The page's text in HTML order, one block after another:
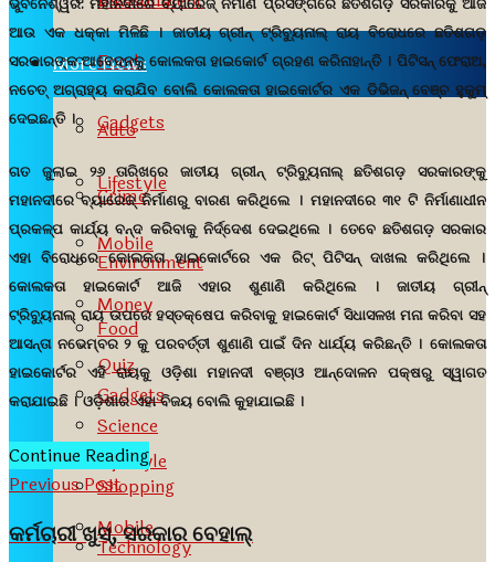
Food
Gadgets
Lifestyle
Mobile
Money
Quiz
Science
Shopping
Technology
More News
Auto
Crime
Environment
Food
Gadgets
Lifestyle
Mobile
ଆଉ ଏକ ଧକ୍କା ମିଳିଛି । ଜାତୀୟ ଗ୍ରୀନ୍ ଟ୍ରିବ୍ୟୁନାଲ୍ ରାୟ ବିରୋଧରେ ଛତିଶଗଡ଼
ସରକାରଙ୍କ ଆବେଦନକୁ କୋଲକତା ହାଇକୋର୍ଟ ଗ୍ରହଣ କରିନାହାନ୍ତି । ପିଟିସନ୍ ଫେରାଅ,
ନଚେତ୍ ଅଗ୍ରାହ୍ୟ କରାଯିବ ବୋଲି କୋଲକତା ହାଇକୋର୍ଟର ଏକ ଡିଭିଜନ୍ ବେଞ୍ଚ ହୁକୁମ୍
ଦେଇଛନ୍ତି ।
ଗତ ଜୁଲାଇ ୨୬ ତାରିଖରେ ଜାତୀୟ ଗ୍ରୀନ୍ ଟ୍ରିବ୍ୟୁନାଲ୍ ଛତିଶଗଡ଼ ସରକାରଙ୍କୁ
ମହାନଦୀରେ ବ୍ୟାରେଜ୍ ନିର୍ମାଣରୁ ବାରଣ କରିଥିଲେ । ମହାନଦୀରେ ୩୧ ଟି ନିର୍ମାଣାଧୀନ
ପ୍ରକଳ୍ପ କାର୍ଯ୍ୟ ବନ୍ଦ କରିବାକୁ ନିର୍ଦ୍ଦେଶ ଦେଇଥିଲେ । ତେବେ ଛତିଶଗଡ଼ ସରକାର
ଏହା ବିରୋଧରେ କୋଲକତା ହାଇକୋର୍ଟରେ ଏକ ରିଟ୍ ପିଟିସନ୍ ଦାଖଲ କରିଥିଲେ ।
କୋଲକତା ହାଇକୋର୍ଟ ଆଜି ଏହାର ଶୁଣାଣି କରିଥିଲେ । ଜାତୀୟ ଗ୍ରୀନ୍
ଟ୍ରିବ୍ୟୁନାଲ୍ ରାୟ ଉପରେ ହସ୍ତକ୍ଷେପ କରିବାକୁ ହାଇକୋର୍ଟ ସିଧାସଳଖ ମନା କରିବା ସହ
ଆସନ୍ତା ନଭେମ୍ବର ୨ କୁ ପରବର୍ତ୍ତୀ ଶୁଣାଣି ପାଇଁ ଦିନ ଧାର୍ଯ୍ୟ କରିଛନ୍ତି । କୋଲକତା
ହାଇକୋର୍ଟର ଏହି ରାୟକୁ ଓଡ଼ିଶା ମହାନଦୀ ବଞ୍ଚାଓ ଆନ୍ଦୋଳନ ପକ୍ଷରୁ ସ୍ୱାଗତ
କରାଯାଇଛି । ଓଡ଼ିଶାର ଏହା ବିଜୟ ବୋଲି କୁହାଯାଇଛି ।
Continue Reading
Previous Post
କର୍ମଚାରୀ ଖୁସ୍, ସରକାର ବେହାଲ୍